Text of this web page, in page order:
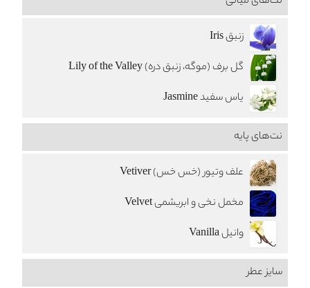
زنبق Iris
گل برف (موگه، زنبق دره) Lily of the Valley
یاس سفید Jasmine
نت‌های پایه
علف وتیور (خس خس) Vetiver
مخمل نخی و ابریشمی Velvet
وانیل Vanilla
سایز عطر